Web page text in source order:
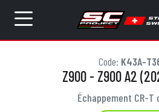
Code: K43A-
Z900 - Z900 A2
Échappement CR-T